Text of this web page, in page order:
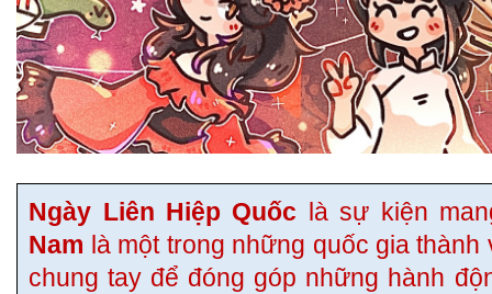
Ngày Liên Hiệp Quốc là sự kiện
Nam là một trong những quốc gia
chung tay để đóng góp những hành